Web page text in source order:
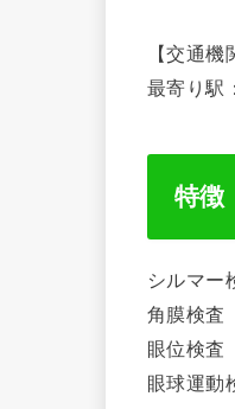
【交通機
最寄り駅
特徴
シルマー
角膜検査
眼位検査
眼球運動